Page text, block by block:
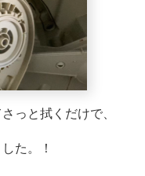
っと拭くだけで、
た。！